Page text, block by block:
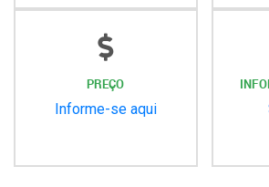
PREÇO
Informe-se aqui